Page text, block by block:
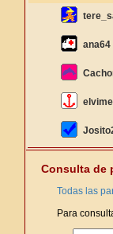
ana64
elvime
Consulta de
Todas las
Para